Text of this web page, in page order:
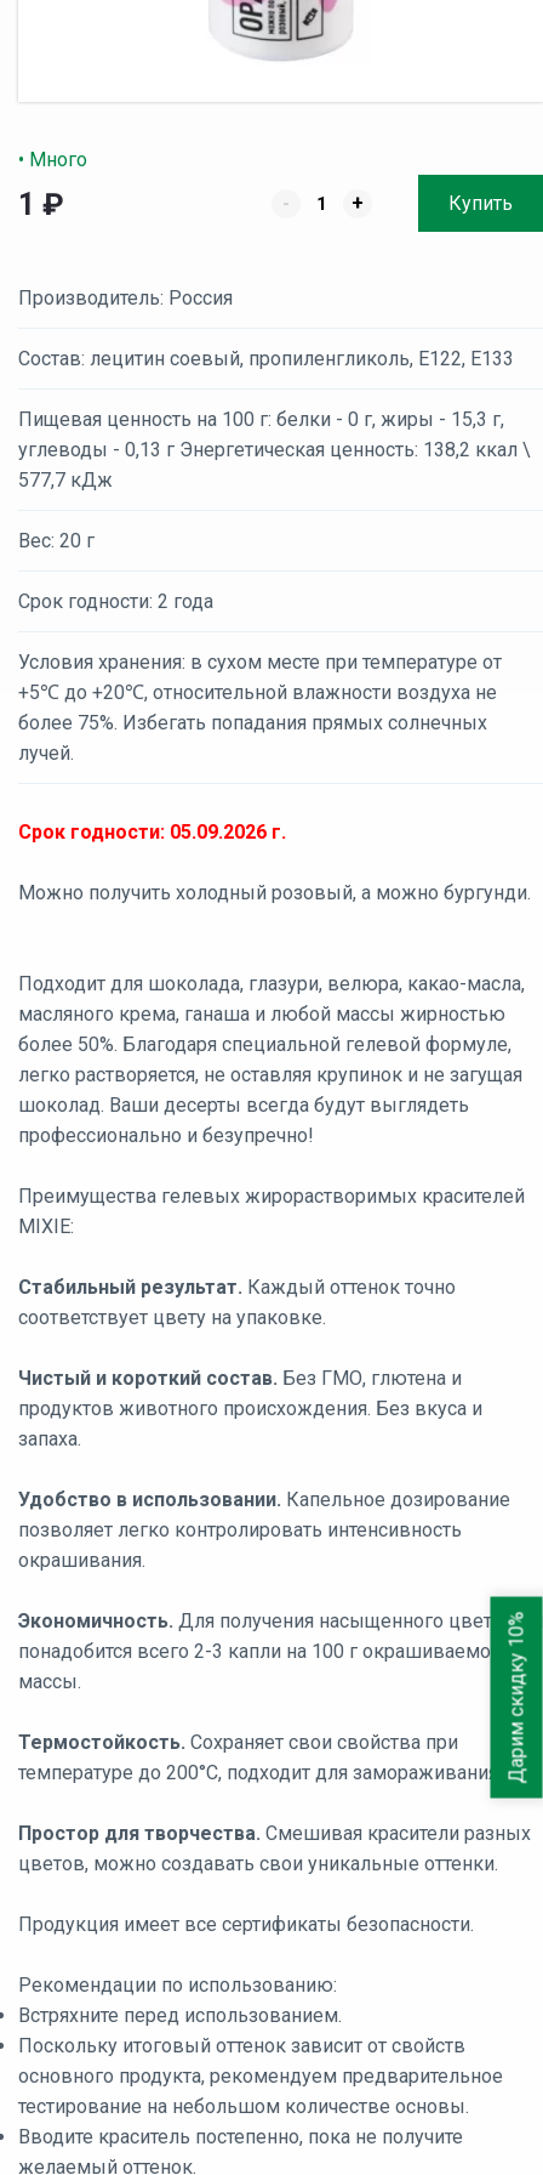
• Много
1 ₽ - + Купить
Производитель: Россия
Состав: лецитин соевый, пропиленгликоль, E122, Е133
Пищевая ценность на 100 г: белки - 0 г, жиры - 15,3 г,
углеводы - 0,13 г Энергетическая ценность: 138,2 ккал \
577,7 кДж
Вес: 20 г
Срок годности: 2 года
Условия хранения: в сухом месте при температуре от
+5℃ до +20℃, относительной влажности воздуха не
более 75%. Избегать попадания прямых солнечных
лучей.
Срок годности: 05.09.2026 г.
Можно получить холодный розовый, а можно бургунди.
Подходит для шоколада, глазури, велюра, какао-масла,
масляного крема, ганаша и любой массы жирностью
более 50%. Благодаря специальной гелевой формуле,
легко растворяется, не оставляя крупинок и не загущая
шоколад. Ваши десерты всегда будут выглядеть
профессионально и безупречно!
Преимущества гелевых жирорастворимых красителей
MIXIE:
Стабильный результат. Каждый оттенок точно
соответствует цвету на упаковке.
Чистый и короткий состав. Без ГМО, глютена и
продуктов животного происхождения. Без вкуса и
запаха.
Удобство в использовании. Капельное дозирование
позволяет легко контролировать интенсивность
окрашивания.
Экономичность. Для получения насыщенного цвета вам
понадобится всего 2-3 капли на 100 г окрашиваемой
массы.
Термостойкость. Сохраняет свои свойства при
температуре до 200°C, подходит для замораживания.
Простор для творчества. Смешивая красители разных
цветов, можно создавать свои уникальные оттенки.
Продукция имеет все сертификаты безопасности.
Рекомендации по использованию:
Встряхните перед использованием.
Поскольку итоговый оттенок зависит от свойств
основного продукта, рекомендуем предварительное
тестирование на небольшом количестве основы.
Вводите краситель постепенно, пока не получите
желаемый оттенок.
Дарим скидку 10%